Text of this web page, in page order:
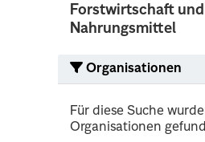
Forstwirtschaft und
Nahrungsmittel
Organisationen
Für diese Suche
Organisationen